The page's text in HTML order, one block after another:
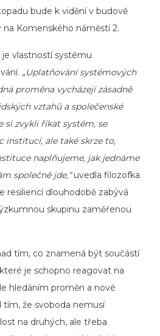
bude k vidění v budově
Komenského náměstí 2.
vlastností systému
„Uplatňování systémových
proměna vycházejí zásadně
vztahů a společenské
si zvykli říkat systém, se
institucí, ale také skrze to,
naplňujeme, jak jednáme
společně jde,“uvedla filozofka
resiliencí dlouhodobě zabývá
skupinu zaměřenou
tím, co znamená být součástí
je schopno reagovat na
hledáním proměn a nové
tím, že svoboda nemusí
na druhých, ale třeba